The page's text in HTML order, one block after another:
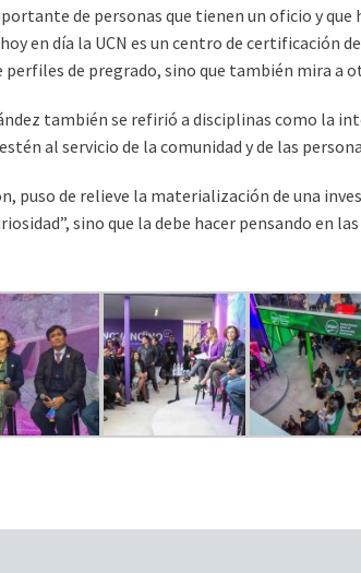
de personas que tienen un oficio y
en día la UCN es un centro de certificación
de pregrado, sino que también mira
también se refirió a disciplinas como la
al servicio de la comunidad y de las
puso de relieve la materialización de una
sino que la debe hacer pensando en